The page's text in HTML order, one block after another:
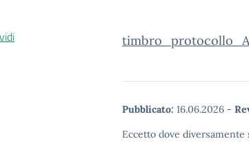
Pubblicato: 16.06.2026 -
Eccetto dove